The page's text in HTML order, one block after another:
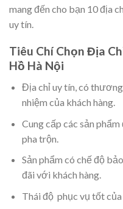
mang đến cho bạn 10 địa
uy tín.
Tiêu Chí Chọn Địa
Hồ Hà Nội
Địa chỉ uy tín, có
nhiệm của khách hàng.
Cung cấp các sản
pha trộn.
Sản phẩm có chế độ
đãi với khách hàng.
Thái độ phục vụ tốt của